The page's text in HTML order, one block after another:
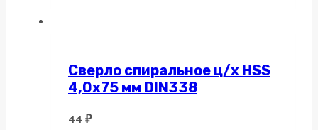
Сверло спиральное ц/х HSS
4,0х75 мм DIN338
44 ₽